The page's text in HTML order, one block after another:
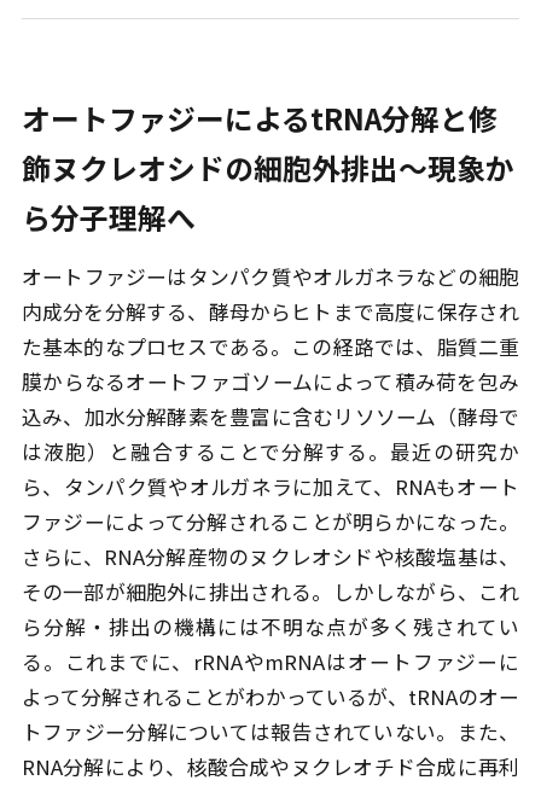
オートファジーによるtRNA分解と修
飾ヌクレオシドの細胞外排出〜現象か
ら分子理解へ
オートファジーはタンパク質やオルガネラなどの細胞
内成分を分解する、酵母からヒトまで高度に保存され
た基本的なプロセスである。この経路では、脂質二重
膜からなるオートファゴソームによって積み荷を包み
込み、加水分解酵素を豊富に含むリソソーム（酵母で
は液胞）と融合することで分解する。最近の研究か
ら、タンパク質やオルガネラに加えて、RNAもオート
ファジーによって分解されることが明らかになった。
さらに、RNA分解産物のヌクレオシドや核酸塩基は、
その一部が細胞外に排出される。しかしながら、これ
ら分解・排出の機構には不明な点が多く残されてい
る。これまでに、rRNAやmRNAはオートファジーに
よって分解されることがわかっているが、tRNAのオー
トファジー分解については報告されていない。また、
RNA分解により、核酸合成やヌクレオチド合成に再利